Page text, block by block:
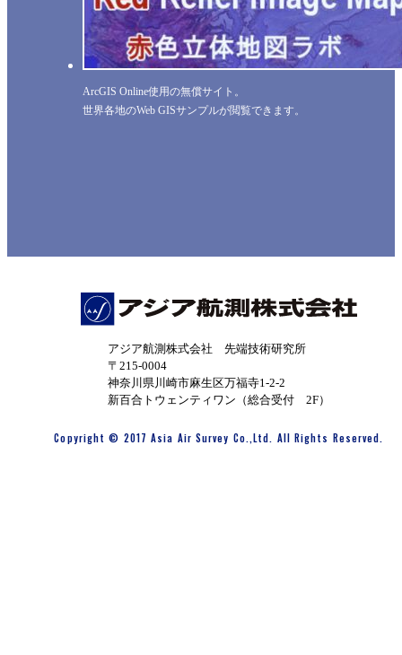
ArcGIS Online使用の無償サイト。
世界各地のWeb GISサンプルが閲覧できます。
アジア航測株式会社 先端技術研究所
〒215-0004
神奈川県川崎市麻生区万福寺1-2-2
新百合トウェンティワン（総合受付 2F）
Copyright © 2017 Asia Air Survey Co.,Ltd. All Rights Reserved.